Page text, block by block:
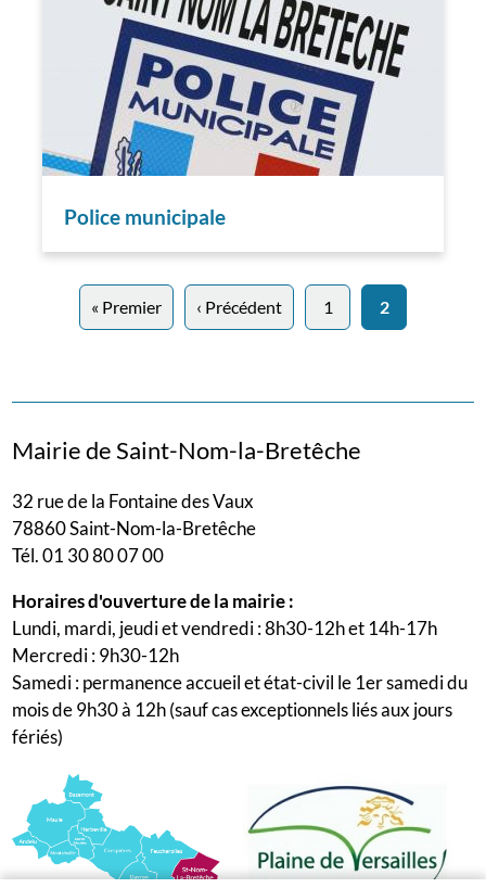
Police municipale
Pagination« Premier Première
‹ Précédent 1 2
Mairie de Saint-Nom-la-Bretêche
32 rue de la Fontaine des Vaux
78860 Saint-Nom-la-Bretêche
Tél. 01 30 80 07 00
Horaires d'ouverture de la mairie :
Lundi, mardi, jeudi et vendredi : 8h30-12h et 14h-17h
Mercredi : 9h30-12h
Samedi : permanence accueil et état-civil le 1er samedi du
mois de 9h30 à 12h (sauf cas exceptionnels liés aux jours
fériés)